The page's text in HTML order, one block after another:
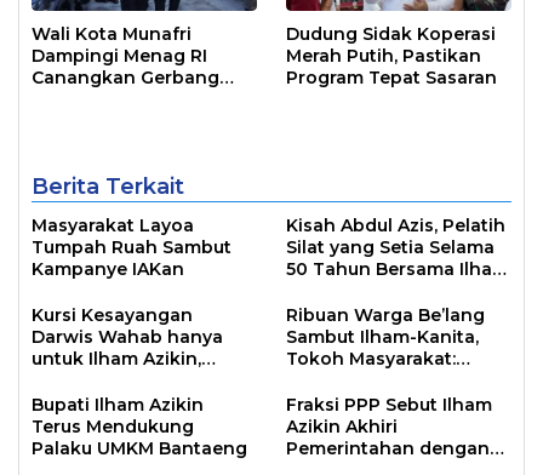
Wali Kota Munafri
Dampingi Menag RI
Canangkan Gerbang
Dudung Sidak Koperasi
Merah Putih, Pastikan
Program Tepat Sasaran
Berita Terkait
Masyarakat Layoa
Tumpah Ruah Sambut
Kampanye IAKan
Kisah Abdul Azis, Pelatih
Silat yang Setia Selama
50 Tahun Bersama Ilham
Kursi Kesayangan
Darwis Wahab hanya
untuk Ilham Azikin,
Dua Periode
Ribuan Warga Be’lang
Sambut Ilham-Kanita,
Tokoh Masyarakat:
Banyak Orang
Bupati Ilham Azikin
Terus Mendukung
Palaku UMKM Bantaeng
Fraksi PPP Sebut Ilham
Azikin Akhiri
Pemerintahan dengan